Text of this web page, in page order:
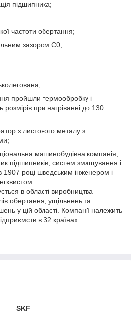
підшипника;
частоти обертання;
зазором С0;
пройшли термообробку і
розмірів при нагріванні до 130
з листового металу з
машинобудівна компанія,
підшипників, систем змащування і
1907 році шведським інженером і
в області виробництва
обертання, ущільнень та
у цій області. Компанії належить
в 32 країнах.
SKF